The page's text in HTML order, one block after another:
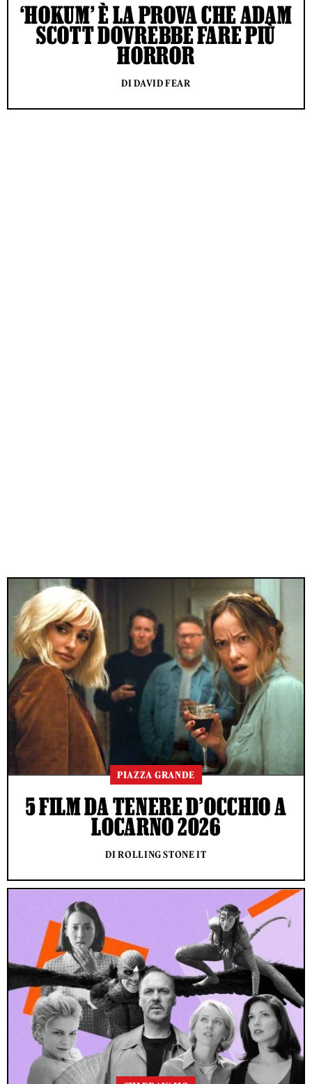
‘HOKUM’ È LA PROVA CHE ADAM
SCOTT DOVREBBE FARE PIÙ
HORROR
DI DAVID FEAR
PIAZZA GRANDE
5 FILM DA TENERE D’OCCHIO A
LOCARNO 2026
DI ROLLING STONE IT